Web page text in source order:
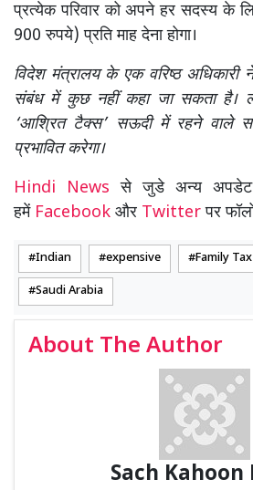
प्रत्येक परिवार को अपने हर सदस्य के
900 रुपये) प्रति माह देना होगा।
विदेश मंत्रालय के एक वरिष्ठ अधिकारी
संबंध में कुछ नहीं कहा जा सकता है।
‘आश्रित टैक्स’ सऊदी में रहने वाले
प्रभावित करेगा।
Hindi Newsसे जुडे अन्य अपडेट
हमें Facebook और Twitterपर
Indian expensive Family Tax
Saudi Arabia
About The Author
Sach Kahoon